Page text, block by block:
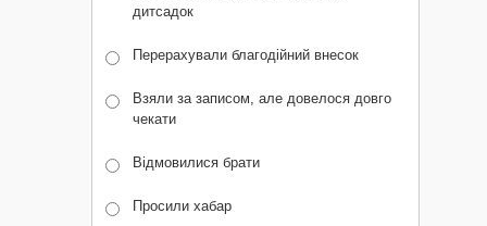
дитсадок
Перерахували благодійний внесок
Взяли за записом, але довелося довго
чекати
Відмовилися брати
Просили хабар